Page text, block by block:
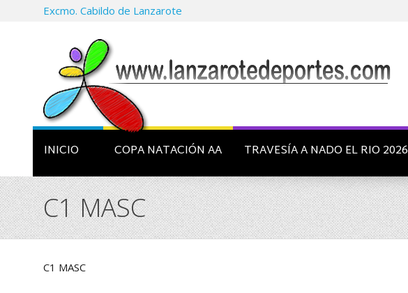
Excmo. Cabildo de Lanzarote
INICIO COPA NATACIÓN AA TRAVESÍA A NADO EL RIO 2026
C1 MASC
C1 MASC